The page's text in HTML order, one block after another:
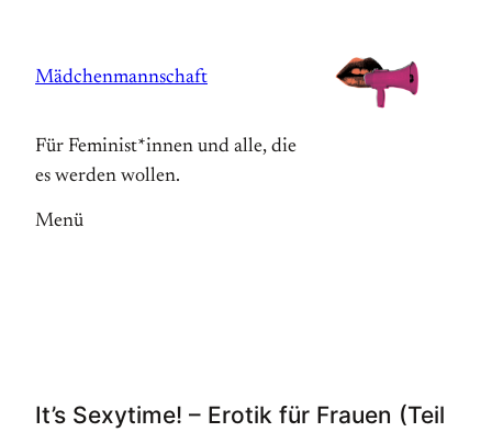
springen
Mädchenmannschaft
Für Feminist*innen und alle, die
es werden wollen.
Menü
It’s Sexytime! – Erotik für Frauen (Teil